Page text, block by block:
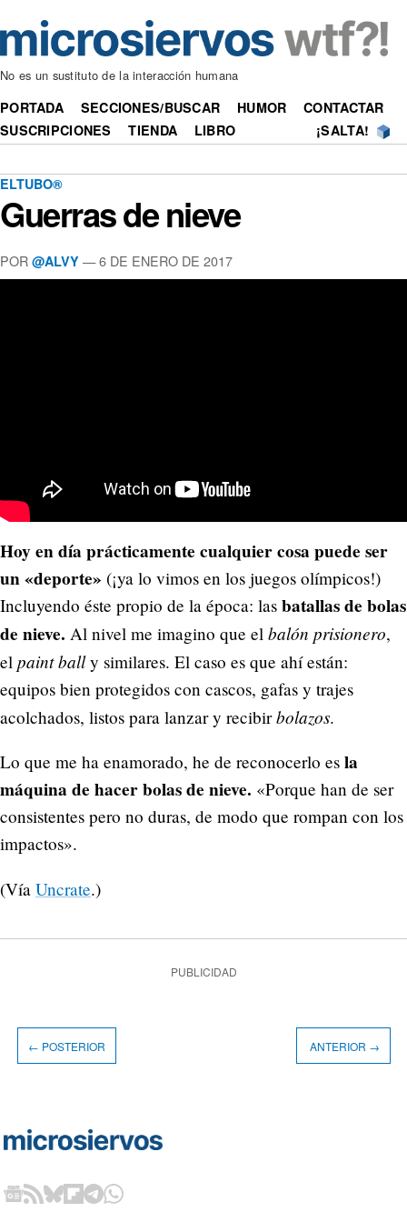
No es un sustituto de la interacción humana
PORTADA SECCIONES/BUSCAR HUMOR
CONTACTAR
SUSCRIPCIONES
TIENDA LIBRO ¡SALTA!
ELTUBO®
Guerras de nieve
POR @ALVY —6 DE ENERO DE 2017
Hoy en día prácticamente cualquier cosa puede ser
un «deporte» (¡ya lo vimos en los juegos olímpicos!)
Incluyendo éste propio de la época: las batallas de bolas
de nieve. Al nivel me imagino que el balón prisionero,
el paint bally similares. El caso es que ahí están:
equipos bien protegidos con cascos, gafas y trajes
acolchados, listos para lanzar y recibirbolazos.
Lo que me ha enamorado, he de reconocerlo es la
máquina de hacer bolas de nieve. «Porque han de ser
consistentes pero no duras, de modo que rompan con los
impactos».
(Vía Uncrate.)
PUBLICIDAD
← POSTERIOR ANTERIOR →